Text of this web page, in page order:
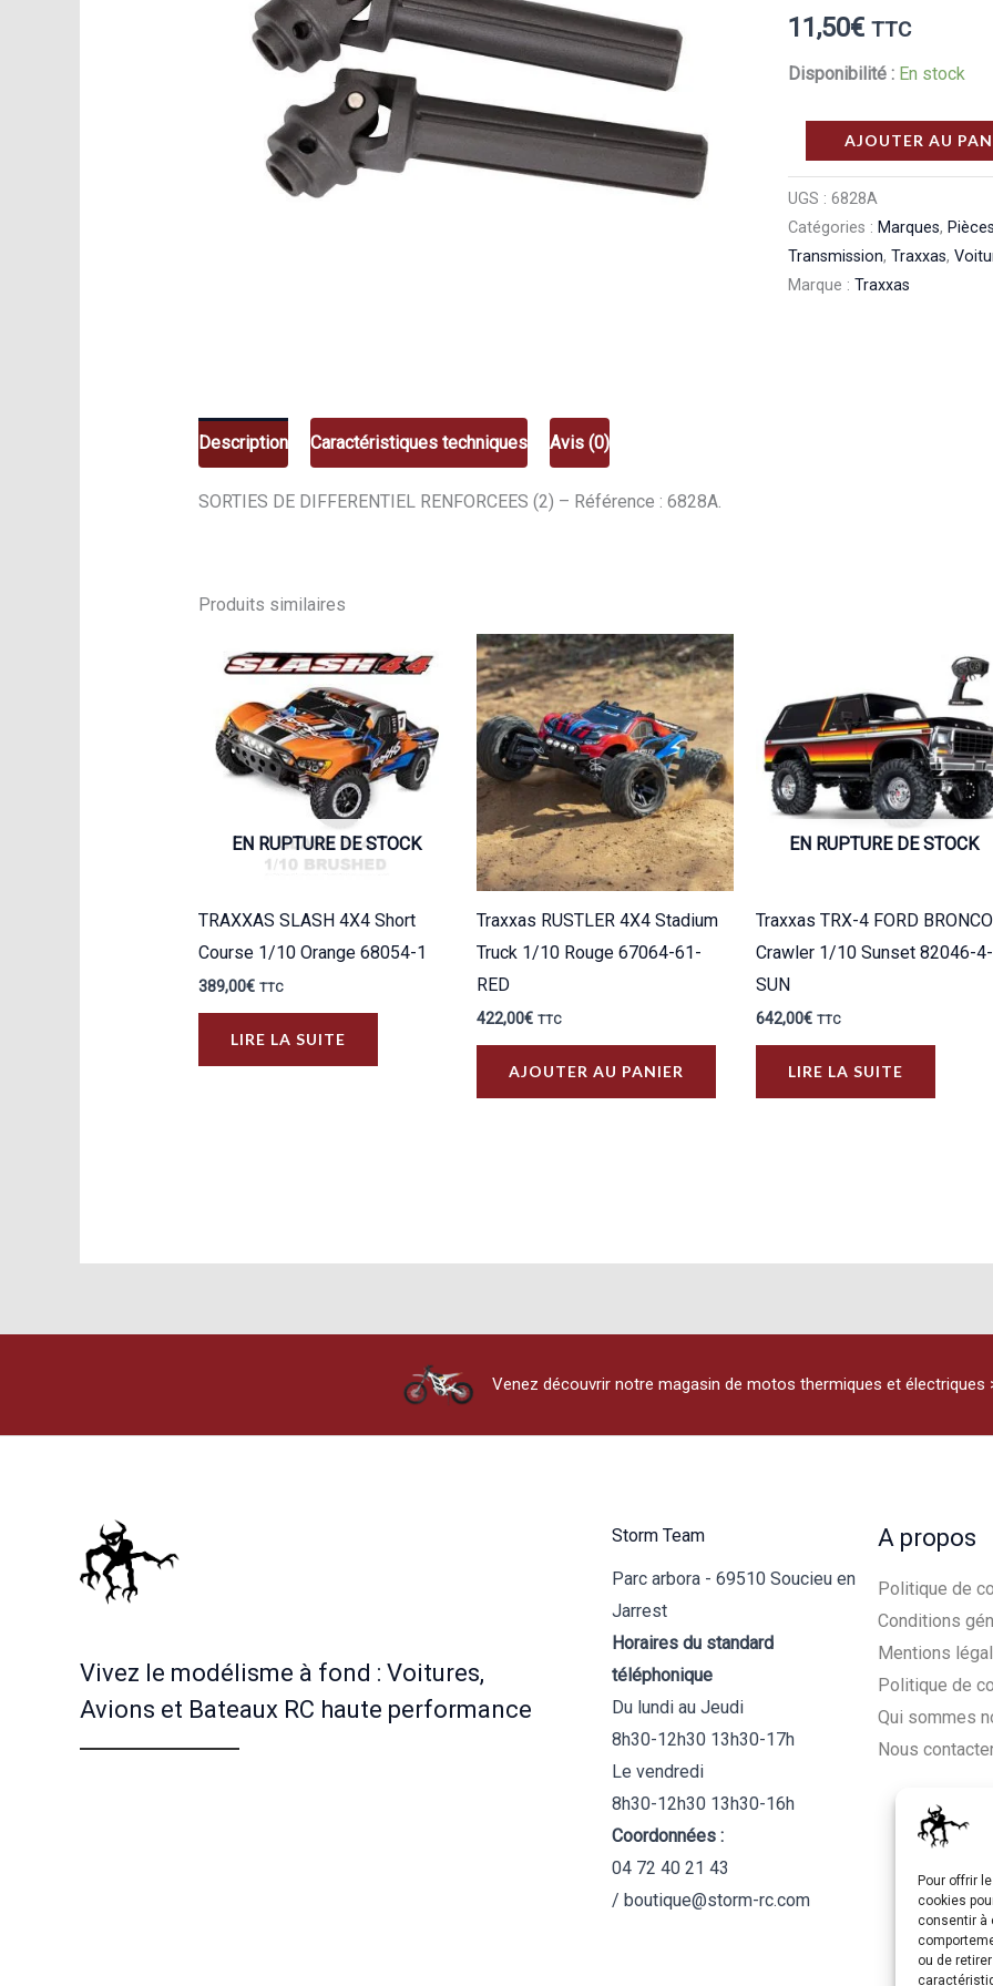
Pour offrir
cookies
consentir à
ou de
11,50€ TTC
Disponibilité : En stock
quantité
de
Traxxas
Sorties
De
Differentiel
AJOUTER AU
UGS :6828A
Catégories : Marques,
Transmission,Traxxas,
Marque :Traxxas
Description Caractéristiques techniques Avis (0)
SORTIES DE DIFFERENTIEL RENFORCEES (2) – Référence : 6828A.
Produits similaires
EN RUPTURE DE STOCK
TRAXXAS SLASH 4X4 Short
Course 1/10 Orange 68054-1
389,00€ TTC
LIRE LA SUITE
Traxxas RUSTLER 4X4 Stadium
Truck 1/10 Rouge 67064-61-
RED
422,00€ TTC
AJOUTER AU PANIER
EN RUPTURE DE STOCK
Traxxas TRX-4 FORD BRONCO
Crawler 1/10 Sunset 82046-4-
SUN
642,00€ TTC
LIRE LA SUITE
Venez découvrir notre magasin de motos thermiques et électriques
Vivez le modélisme à fond : Voitures,
Avions et Bateaux RC haute performance
Storm Team
Parc arbora - 69510 Soucieu en
Jarrest
Horaires du standard
téléphonique
Du lundi au Jeudi
8h30-12h30 13h30-17h
Le vendredi
8h30-12h30 13h30-16h
Coordonnées :
04 72 40 21 43
/ boutique@storm-rc.com
A propos
Politique de
Conditions
Mentions
Politique de
Qui sommes
Nous